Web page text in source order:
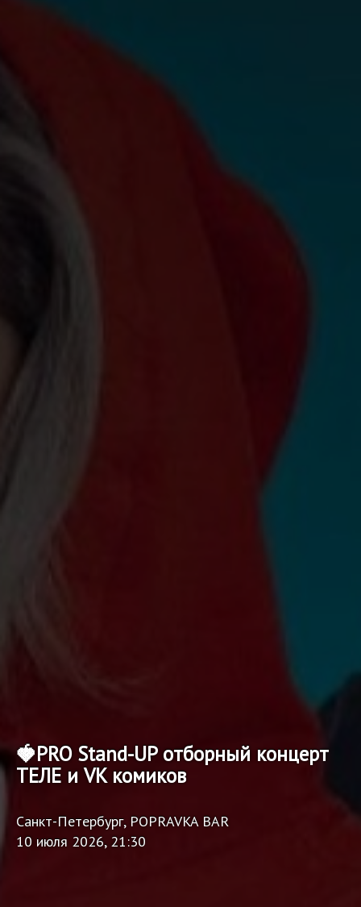
🍓PRO Stand-UP отборный концерт
ТЕЛЕ и VK комиков
Санкт-Петербург, POPRAVKA BAR
10 июля 2026, 21:30